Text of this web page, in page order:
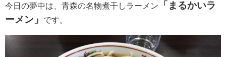
今日の夢中は、青森の名物煮干しラーメン
「まるかいラ
ーメン」
です。